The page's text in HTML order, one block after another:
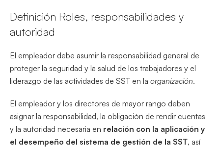
Definición Roles, responsabilidades y
autoridad
El empleador debe asumir la responsabilidad general de
proteger la seguridad y la salud de los trabajadores y el
liderazgo de las actividades de SST en la organización.
El empleador y los directores de mayor rango deben
asignar la responsabilidad, la obligación de rendir cuentas
y la autoridad necesaria en relación con la aplicación y
el desempeño del sistema de gestión de la SST, así